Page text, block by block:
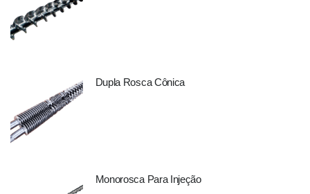
Dupla Rosca Cônica
Monorosca Para Injeção